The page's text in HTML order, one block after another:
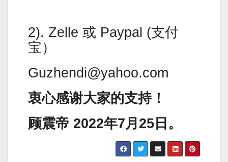
2). Zelle 或 Paypal (支付
宝）
Guzhendi@yahoo.com
衷心感谢大家的支持！
顾震帝 2022年7月25日。